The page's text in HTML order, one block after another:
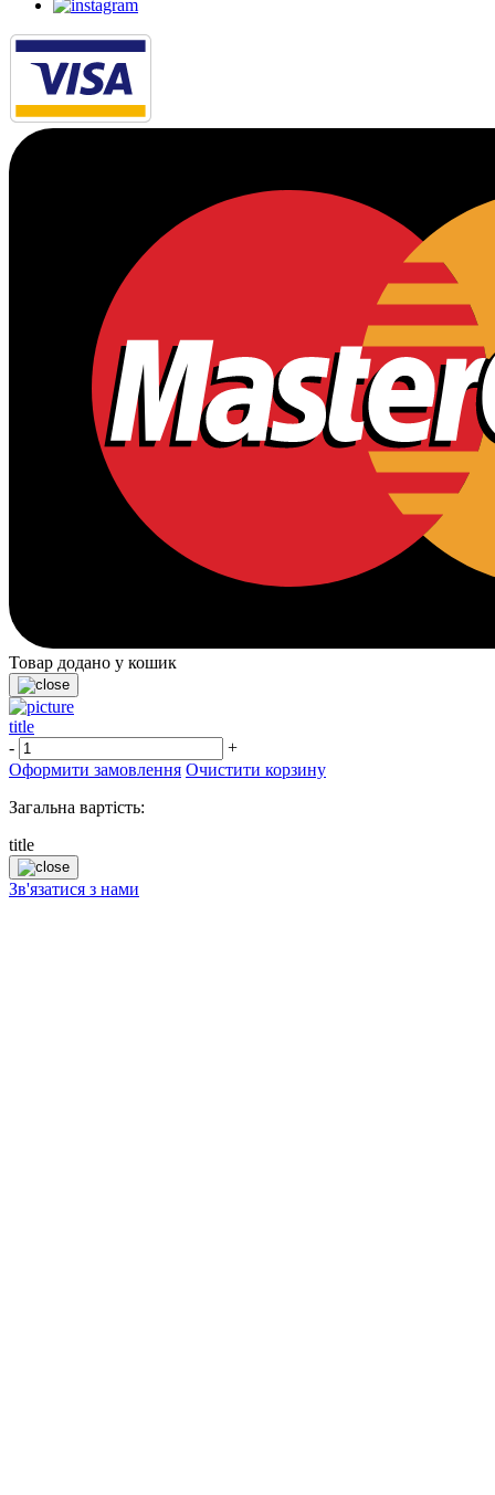
Товар додано у кошик
title
-
+
Оформити замовлення Очистити корзину
Загальна вартість:
title
Зв'язатися з нами